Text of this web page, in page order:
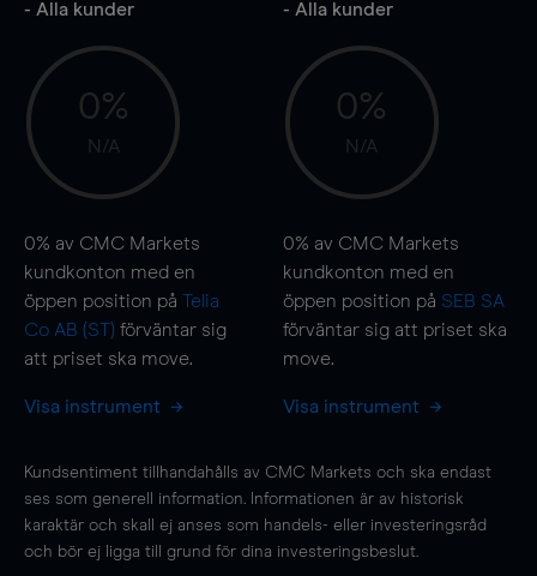
- Alla kunder
0%
N/A
0% av CMC Markets
kundkonton med en
öppen position på Telia
Co AB (ST) förväntar sig
att priset ska move.
Visa instrument
- Alla kunder
0%
N/A
0% av CMC Markets
kundkonton med en
öppen position på SEB SA
förväntar sig att priset ska
move.
Visa instrument
Kundsentiment tillhandahålls av CMC Markets och ska endast
ses som generell information. Informationen är av historisk
karaktär och skall ej anses som handels- eller investeringsråd
och bör ej ligga till grund för dina investeringsbeslut.